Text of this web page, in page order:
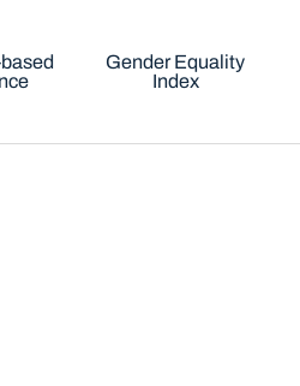
Gender Equality
Index